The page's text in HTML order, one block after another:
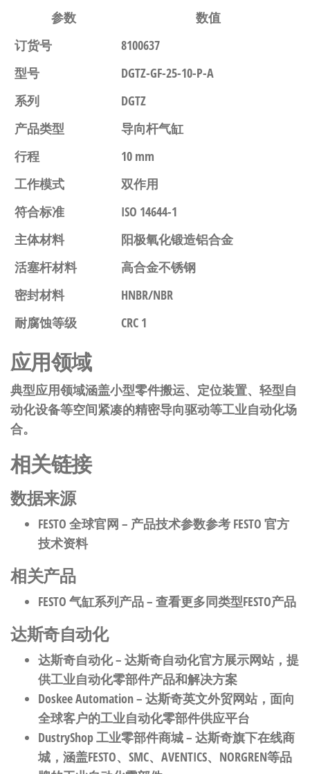
参数
数值
订货号
8100637
型号
DGTZ-GF-25-10-P-A
系列
DGTZ
产品类型
导向杆气缸
行程
10 mm
工作模式
双作用
符合标准
ISO 14644-1
主体材料
阳极氧化锻造铝合金
活塞杆材料
高合金不锈钢
密封材料
HNBR/NBR
耐腐蚀等级
CRC 1
应用领域
典型应用领域涵盖小型零件搬运、定位装置、轻型自
动化设备等空间紧凑的精密导向驱动等工业自动化场
合。
相关链接
数据来源
FESTO 全球官网 – 产品技术参数参考 FESTO 官方
技术资料
相关产品
FESTO 气缸系列产品– 查看更多同类型FESTO产品
达斯奇自动化
达斯奇自动化– 达斯奇自动化官方展示网站，提
供工业自动化零部件产品和解决方案
Doskee Automation– 达斯奇英文外贸网站，面向
全球客户的工业自动化零部件供应平台
DustryShop 工业零部件商城– 达斯奇旗下在线商
城，涵盖FESTO、SMC、AVENTICS、NORGREN等品